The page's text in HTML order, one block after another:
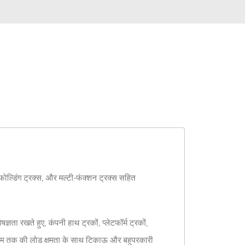
ट्रक्स, और मल्टी-फंक्शन ट्रक्स सहित
रखते हुए, कंपनी हाथ ट्रकों, प्लेटफॉर्म ट्रकों,
तक की लोड क्षमता के साथ टिकाऊ और बहुपरकारी